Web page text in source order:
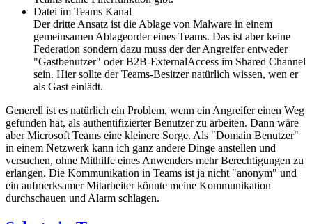
Datei im Teams Kanal
Der dritte Ansatz ist die Ablage von Malware in einem
gemeinsamen Ablageorder eines Teams. Das ist aber keine
Federation sondern dazu muss der der Angreifer entweder
"Gastbenutzer" oder B2B-ExternalAccess im Shared Channel
sein. Hier sollte der Teams-Besitzer natürlich wissen, wen er
als Gast einlädt.
Generell ist es natürlich ein Problem, wenn ein Angreifer einen Weg
gefunden hat, als authentifizierter Benutzer zu arbeiten. Dann wäre
aber Microsoft Teams eine kleinere Sorge. Als "Domain Benutzer"
in einem Netzwerk kann ich ganz andere Dinge anstellen und
versuchen, ohne Mithilfe eines Anwenders mehr Berechtigungen zu
erlangen. Die Kommunikation in Teams ist ja nicht "anonym" und
ein aufmerksamer Mitarbeiter könnte meine Kommunikation
durchschauen und Alarm schlagen.